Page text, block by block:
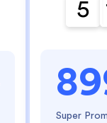
5
Super